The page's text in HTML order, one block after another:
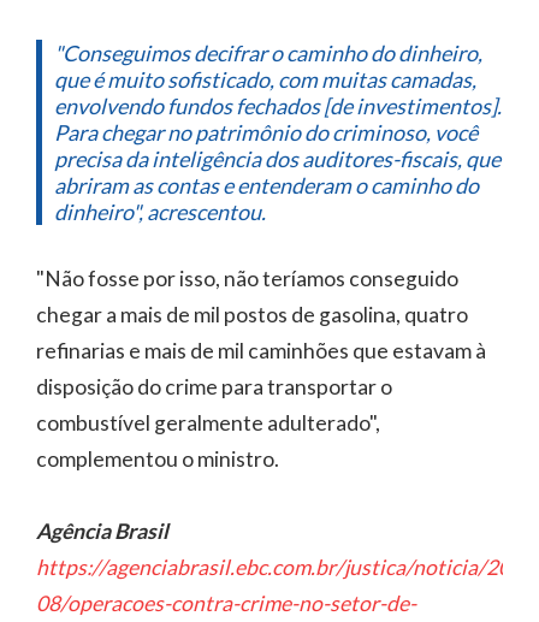
"Conseguimos decifrar o caminho do dinheiro,
que é muito sofisticado, com muitas camadas,
envolvendo fundos fechados [de investimentos].
Para chegar no patrimônio do criminoso, você
precisa da inteligência dos auditores-fiscais, que
abriram as contas e entenderam o caminho do
dinheiro", acrescentou.
"Não fosse por isso, não teríamos conseguido
chegar a mais de mil postos de gasolina, quatro
refinarias e mais de mil caminhões que estavam à
disposição do crime para transportar o
combustível geralmente adulterado",
complementou o ministro.
Agência Brasil
https://agenciabrasil.ebc.com.br/justica/noticia/
08/operacoes-contra-crime-no-setor-de-